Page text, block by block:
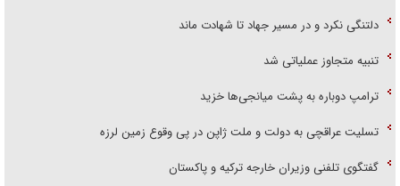
دلتنگی نکرد و در مسیر جهاد تا شهادت ماند
تنبیه متجاوز عملیاتی شد
ترامپ دوباره به پشت میانجی‌ها خزید
تسلیت عراقچی به دولت و ملت ژاپن در پی وقوع زمین لرزه
گفتگوی تلفنی وزیران خارجه ترکیه و پاکستان